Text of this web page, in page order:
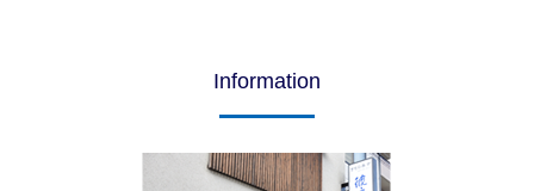
Information